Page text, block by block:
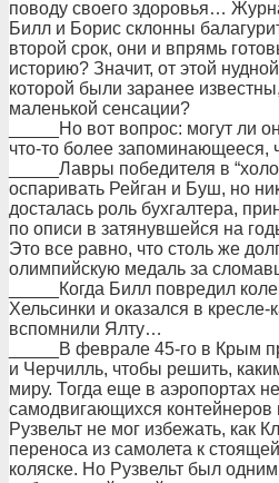
поводу своего здоровья…
Билл и Борис склонны
второй срок, они и впрямь
историю? Значит, от этой
которой были заранее
маленькой сенсации?
_____Но вот вопрос: могут ли
что-то более запоминающееся,
_____Лавры победителя в
оспаривать Рейган и Буш, но
досталась роль бухгалтера,
по описи в затянувшейся на
Это все равно, что столь же
олимпийскую медаль за
_____Когда Билл повредил
Хельсинки и оказался в кресле-
вспомнили Ялту…
_____В феврале 45-го в Крым
и Черчилль, чтобы решить,
миру. Тогда еще в аэропортах
самодвигающихся контейнеров
Рузвельт не мог избежать, как
переноса из самолета к
коляске. Но Рузвельт был